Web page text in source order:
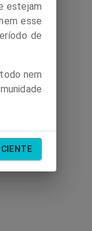
estejam
esse
de
nem
CIENTE